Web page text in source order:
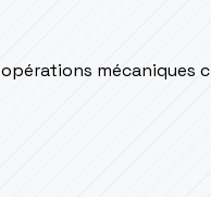
mécaniques